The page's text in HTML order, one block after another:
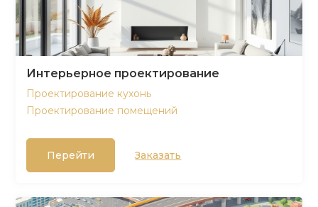
Интерьерное проектирование
Проектирование кухонь
Проектирование помещений
Перейти Заказать